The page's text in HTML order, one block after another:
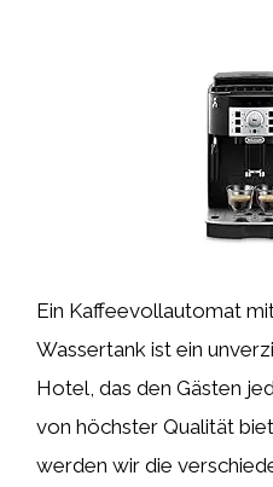
Ein Kaffeevollautomat
Wassertank ist ein
Hotel, das den Gästen
von höchster Qualität
werden wir die